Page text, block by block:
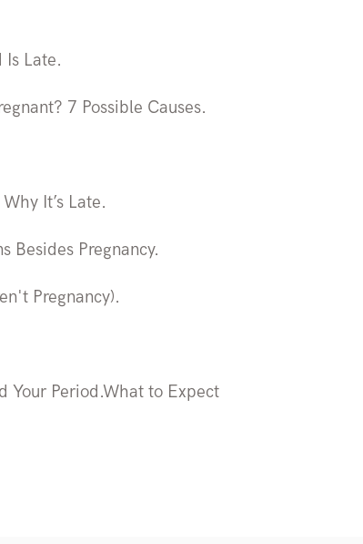
Is Late.
7 Possible Causes.
It’s Late.
Besides Pregnancy.
Pregnancy).
Your Period.What to Expect